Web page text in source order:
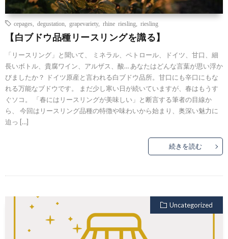
cepages degustation grapevariety, rhine riesling riesling
【白ブドウ品種リースリングを識る】
「リースリング」と聞いて、 ミネラル、ペトロール、ドイツ、甘口、細
長いボトル、貴腐ワイン、アルザス、酸… あなたはどんな言葉が思い浮か
びましたか？ ドイツ原産と言われる白ブドウ品所。甘口にも辛口にもな
れる万能なブドウです。 まだ少し寒い日が続いていますが、春はもうす
ぐソコ。 「春にはリースリングが美味しい」と断言する筆者の目線か
ら、 今回はリースリング品種の特徴や味わいから始まり、奥深い魅力に
迫っ […]
続きを読む
Uncategorized